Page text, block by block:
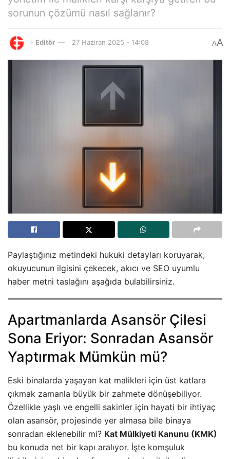
sorunun çözümü nasıl sağlanır?
- Editör 27 Haziran 2025 - 14:08 AA
Paylaştığınız metindeki hukuki detayları koruyarak,
okuyucunun ilgisini çekecek, akıcı ve SEO uyumlu
haber metni taslağını aşağıda bulabilirsiniz.
Apartmanlarda Asansör Çilesi
Sona Eriyor: Sonradan Asansör
Yaptırmak Mümkün mü?
Eski binalarda yaşayan kat malikleri için üst katlara
çıkmak zamanla büyük bir zahmete dönüşebiliyor.
Özellikle yaşlı ve engelli sakinler için hayati bir ihtiyaç
olan asansör, projesinde yer almasa bile binaya
sonradan eklenebilir mi? Kat Mülkiyeti Kanunu (KMK)
bu konuda net bir kapı aralıyor. İşte komşuluk